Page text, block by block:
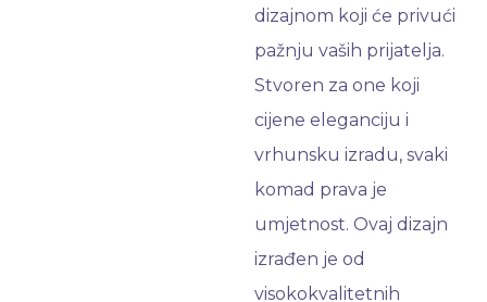
dizajnom koji će privući
pažnju vaših prijatelja.
Stvoren za one koji
cijene eleganciju i
vrhunsku izradu, svaki
komad prava je
umjetnost. Ovaj dizajn
izrađen je od
visokokvalitetnih